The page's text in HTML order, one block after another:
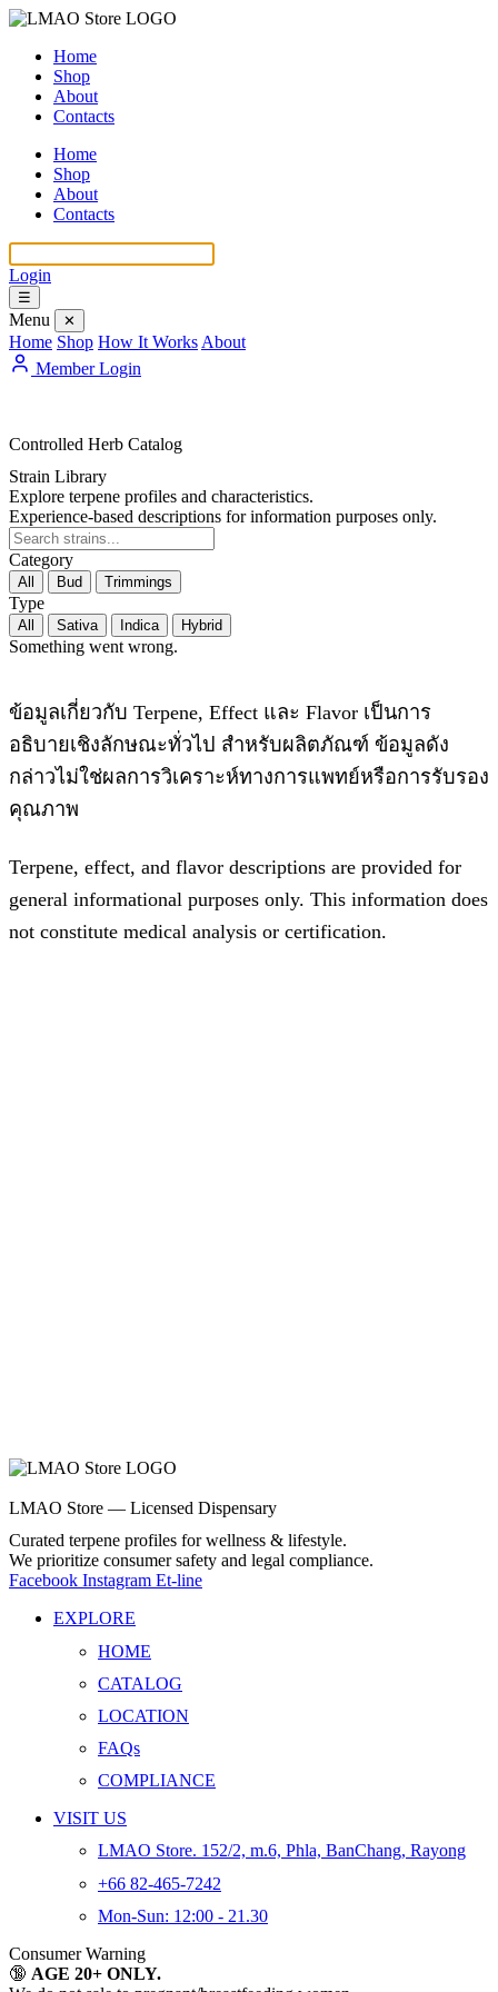
Home
Shop
About
Contacts
Home
Shop
About
Contacts
Login
☰
Menu ✕
Home Shop How It Works About
Member Login
Controlled Herb Catalog
Strain Library
Explore terpene profiles and characteristics.
Experience-based descriptions for information purposes only.
Category
All Bud Trimmings
Type
All Sativa Indica Hybrid
Something went wrong.
ข้อมูลเกี่ยวกับ Terpene, Effect และ Flavor เป็นการ
อธิบายเชิงลักษณะทั่วไป สำหรับผลิตภัณฑ์ ข้อมูลดัง
กล่าวไม่ใช่ผลการวิเคราะห์ทางการแพทย์หรือการรับรอง
คุณภาพ
Terpene, effect, and flavor descriptions are provided for
general informational purposes only. This information does
not constitute medical analysis or certification.
LMAO Store — Licensed Dispensary
Curated terpene profiles for wellness & lifestyle.
We prioritize consumer safety and legal compliance.
Facebook Instagram Et-line
EXPLORE
HOME
CATALOG
LOCATION
FAQs
COMPLIANCE
VISIT US
LMAO Store. 152/2, m.6, Phla, BanChang, Rayong
+66 82-465-7242
Mon-Sun: 12:00 - 21.30
Consumer Warning
🔞 AGE 20+ ONLY.